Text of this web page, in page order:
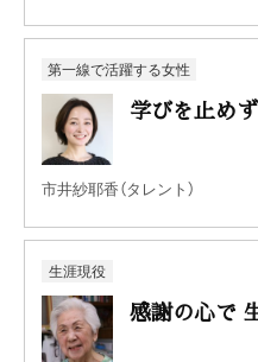
第一線で活躍する女性
学びを止め
市井紗耶香（タレント）
生涯現役
感謝の心で